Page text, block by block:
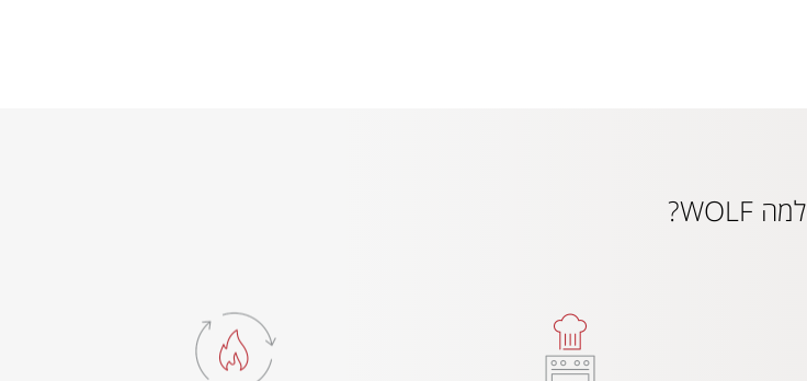
למה WOLF?